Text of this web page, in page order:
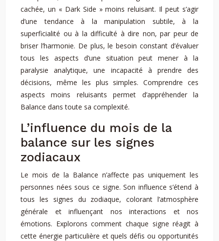
cachée, un « Dark Side » moins reluisant. Il peut s’agir
d’une tendance à la manipulation subtile, à la
superficialité ou à la difficulté à dire non, par peur de
briser l’harmonie. De plus, le besoin constant d’évaluer
tous les aspects d’une situation peut mener à la
paralysie analytique, une incapacité à prendre des
décisions, même les plus simples. Comprendre ces
aspects moins reluisants permet d’appréhender la
Balance dans toute sa complexité.
L’influence du mois de la
balance sur les signes
zodiacaux
Le mois de la Balance n’affecte pas uniquement les
personnes nées sous ce signe. Son influence s’étend à
tous les signes du zodiaque, colorant l’atmosphère
générale et influençant nos interactions et nos
émotions. Explorons comment chaque signe réagit à
cette énergie particulière et quels défis ou opportunités